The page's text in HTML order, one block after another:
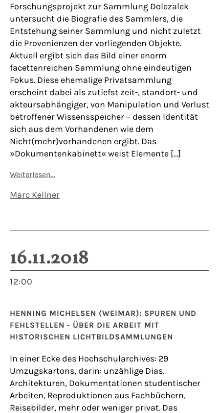
Forschungsprojekt zur Sammlung Dolezalek
untersucht die Biografie des Sammlers, die
Entstehung seiner Sammlung und nicht zuletzt
die Provenienzen der vorliegenden Objekte.
Aktuell ergibt sich das Bild einer enorm
facettenreichen Sammlung ohne eindeutigen
Fokus. Diese ehemalige Privatsammlung
erscheint dabei als zutiefst zeit-, standort- und
akteursabhängiger, von Manipulation und Verlust
betroffener Wissensspeicher – dessen Identität
sich aus dem Vorhandenen wie dem
Nicht(mehr)vorhandenen ergibt. Das
»Dokumentenkabinett« weist Elemente […]
Weiterlesen…
Marc Kellner
16.11.2018
12:00
HENNING MICHELSEN (WEIMAR): SPUREN UND
FEHLSTELLEN - ÜBER DIE ARBEIT MIT
HISTORISCHEN LICHTBILDSAMMLUNGEN
In einer Ecke des Hochschularchives: 29
Umzugskartons, darin: unzählige Dias.
Architekturen, Dokumentationen studentischer
Arbeiten, Reproduktionen aus Fachbüchern,
Reisebilder, mehr oder weniger privat. Das